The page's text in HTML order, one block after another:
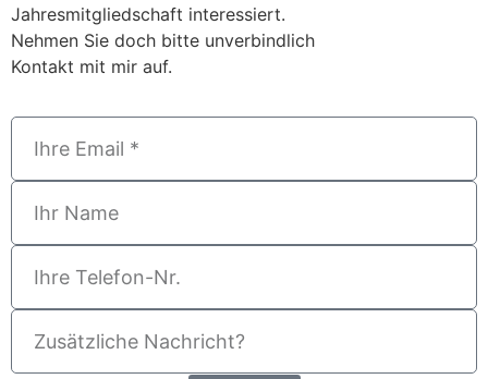
Jahresmitgliedschaft interessiert.
Nehmen Sie doch bitte unverbindlich
Kontakt mit mir auf.